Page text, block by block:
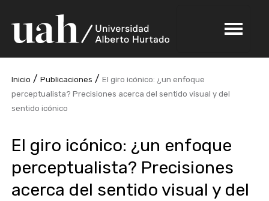
Inicio /Publicaciones /El giro icónico: ¿un enfoque
perceptualista? Precisiones acerca del sentido visual y del
sentido icónico
El giro icónico: ¿un enfoque
perceptualista? Precisiones
acerca del sentido visual y del